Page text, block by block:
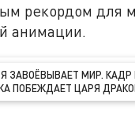
рекордом для
анимации.
ЗАВОЁВЫВАЕТ МИР. КАДР
ПОБЕЖДАЕТ ЦАРЯ